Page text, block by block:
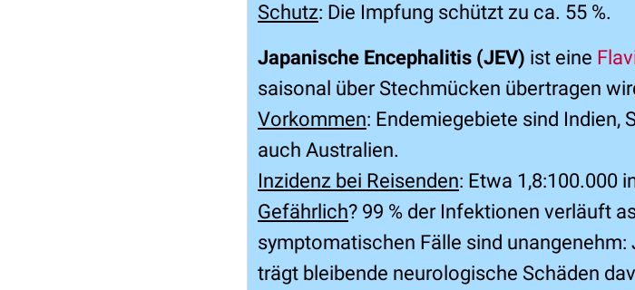
Schutz: Die Impfung schützt zu ca. 55 %.
Japanische Encephalitis (JEV) ist eine
saisonal über Stechmücken übertragen
Vorkommen: Endemiegebiete sind Indien,
auch Australien.
Inzidenz bei Reisenden: Etwa 1,8:100.000
Gefährlich? 99 % der Infektionen verläuft
symptomatischen Fälle sind
trägt bleibende neurologische Schäden